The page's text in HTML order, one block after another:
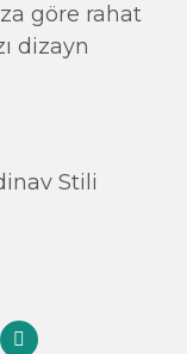
göre rahat
dizayn